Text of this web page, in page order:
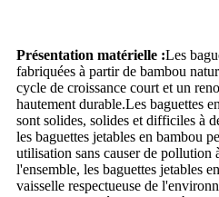
Présentation matérielle :Les
fabriquées à partir de bambou
cycle de croissance court et un
hautement durable.Les baguettes
sont solides, solides et difficiles à
les baguettes jetables en bambou
utilisation sans causer de pollution
l'ensemble, les baguettes jetables
vaisselle respectueuse de